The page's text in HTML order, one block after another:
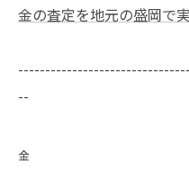
金の査定を地元の盛岡で
--
金